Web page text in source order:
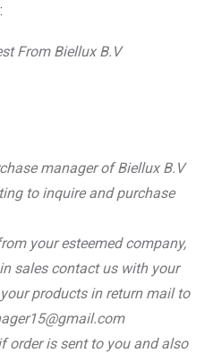
From Biellux B.V
manager of Biellux B.V
to inquire and purchase
your esteemed company,
sales contact us with your
products in return mail to
order is sent to you and also